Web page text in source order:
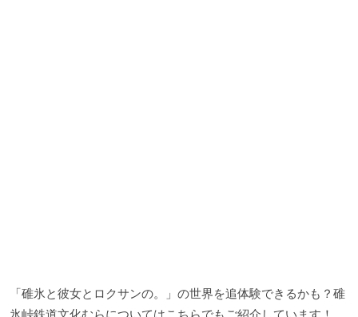
「碓氷と彼女とロクサンの。」の世界を追体験できるかも？碓